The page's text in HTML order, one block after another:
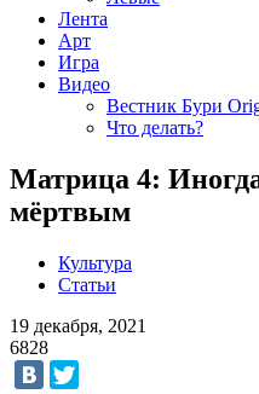
Лента
Арт
Игра
Видео
Вестник Бури
Что делать?
Матрица 4:
мёртвым
Культура
Статьи
19 декабря, 2021
6828